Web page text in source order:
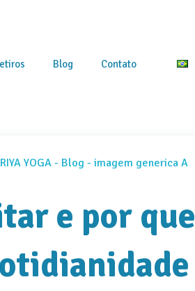
Blog Contato
e por